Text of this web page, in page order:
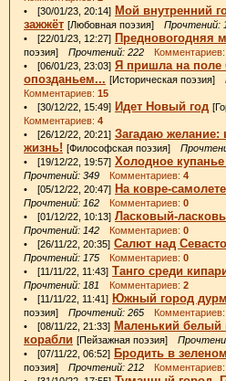
• [30/01/23, 20:14] Мой внутренний
зажжёт [Любовная поэзия] Прочтений:
• [22/01/23, 12:27] Предновогодняя
поэзия] Прочтений: 222 Комментариев:
• [06/01/23, 23:03] Я пришла на поле
опозданьем... [Историческая поэзия]
Комментариев: 15
• [30/12/22, 15:49] Идет Новый год
Комментариев: 4
• [26/12/22, 20:21] Загадаю желание:
жизнь! [Философская поэзия]
• [19/12/22, 19:57] Холодное
Прочтений: 349 Комментариев: 4
• [05/12/22, 20:47] На ковре-
Прочтений: 162 Комментариев: 0
• [01/12/22, 10:13] Ласковый-
Прочтений: 142 Комментариев: 0
• [26/11/22, 20:35] Салют над
Прочтений: 175 Комментариев: 0
• [11/11/22, 11:43] Танго среди
Прочтений: 181 Комментариев: 2
• [11/11/22, 11:41] Южный город
поэзия] Прочтений: 265 Комментариев:
• [08/11/22, 21:33] Маленький белый
корабли [Пейзажная поэзия]
• [07/11/22, 06:52] Бродить в
поэзия] Прочтений: 212 Комментариев: